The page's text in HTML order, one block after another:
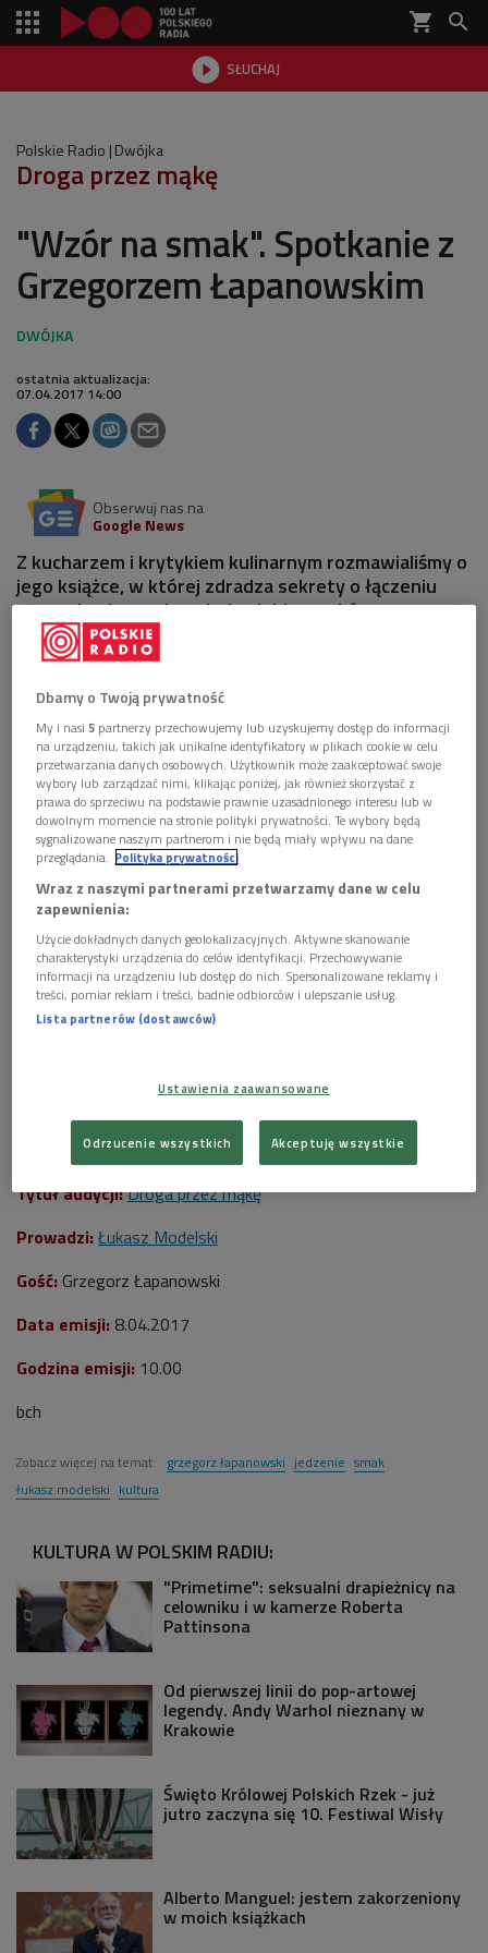
shopping_cart 
 SŁUCHAJ

Polskie Radio Dwójka
Droga przez mąkę
"Wzór na smak". Spotkanie z
Grzegorzem Łapanowskim
ostatnia aktualizacja:
07.04.2017 14:00
Obserwuj nas na
Google News
Z kucharzem i krytykiem kulinarnym rozmawialiśmy o
jego książce, w której zdradza sekrety o łączeniu
pozornie niepasujących do siebie smaków.
AUDIO 1 plik
 27'06
Grzegorz Łapanowski o książce "Wzór na smak"
(Droga przez mąkę/Dwójka)
Tytuł audycji:Droga przez mąkę
Prowadzi: Łukasz Modelski
Gość: Grzegorz Łapanowski
Data emisji: 8.04.2017
Godzina emisji: 10.00
bch
Zobacz więcej na temat: grzegorz łapanowski jedzenie smak
łukasz modelski kultura
KULTURA W POLSKIM RADIU:
"Primetime": seksualni drapieżnicy na
celowniku i w kamerze Roberta
Pattinsona
Od pierwszej linii do pop-artowej
legendy. Andy Warhol nieznany w
Krakowie
Święto Królowej Polskich Rzek - już
jutro zaczyna się 10. Festiwal Wisły
Alberto Manguel: jestem zakorzeniony
w moich książkach
Dbamy o Twoją prywatność
My i nasi5 partnerzy przechowujemy lub uzyskujemy dostęp do informacji
na urządzeniu, takich jak unikalne identyfikatory w plikach cookie w celu
przetwarzania danych osobowych. Użytkownik może zaakceptować swoje
wybory lub zarządzać nimi, klikając poniżej, jak również skorzystać z
prawa do sprzeciwu na podstawie prawnie uzasadnionego interesu lub w
dowolnym momencie na stronie polityki prywatności. Te wybory będą
sygnalizowane naszym partnerom i nie będą miały wpływu na dane
przeglądania. Polityka prywatności
Wraz z naszymi partnerami przetwarzamy dane w celu
zapewnienia:
Użycie dokładnych danych geolokalizacyjnych. Aktywne skanowanie
charakterystyki urządzenia do celów identyfikacji. Przechowywanie
informacji na urządzeniu lub dostęp do nich. Spersonalizowane reklamy i
treści, pomiar reklam i treści, badnie odbiorców i ulepszanie usług.
Lista partnerów (dostawców)
Ustawienia zaawansowane
Odrzucenie wszystkich Akceptuję wszystkie